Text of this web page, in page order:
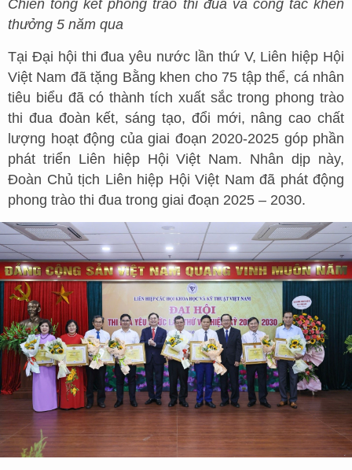
Chiến tổng kết phong trào thi đua và công tác khen
thưởng 5 năm qua
Tại Đại hội thi đua yêu nước lần thứ V, Liên hiệp Hội
Việt Nam đã tặng Bằng khen cho 75 tập thể, cá nhân
tiêu biểu đã có thành tích xuất sắc trong phong trào
thi đua đoàn kết, sáng tạo, đổi mới, nâng cao chất
lượng hoạt động của giai đoạn 2020-2025 góp phần
phát triển Liên hiệp Hội Việt Nam. Nhân dịp này,
Đoàn Chủ tịch Liên hiệp Hội Việt Nam đã phát động
phong trào thi đua trong giai đoạn 2025 – 2030.